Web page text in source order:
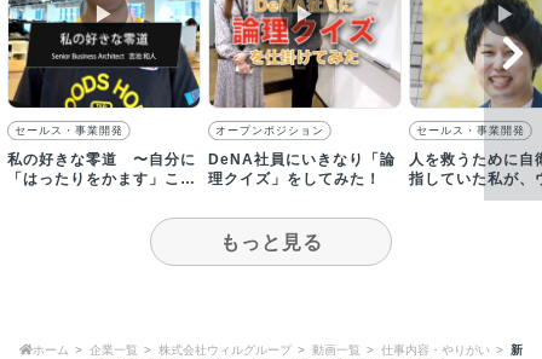
▶︎
セールス・事業開発
私の好きな零道 〜自分に
「はったりをかます」こと
▶︎
オープンポジション
DeNA社員にいきなり「論
理クイズ」をしてみた！
▶︎
セールス・事業開発
人を救うために自
指していた私が、
ループに入社した
もっと見る
ホーム 企業一覧 株式会社ウィルグループ 動画一覧 仕事内容・やりがい
新